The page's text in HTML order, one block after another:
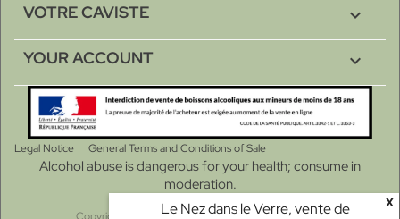
VOTRE CAVISTE 
YOUR ACCOUNT 
Legal Notice General Terms and Conditions of Sale
Alcohol abuse is dangerous for your health; consume in
moderation.
Le Nez dans le Verre, vente de
x